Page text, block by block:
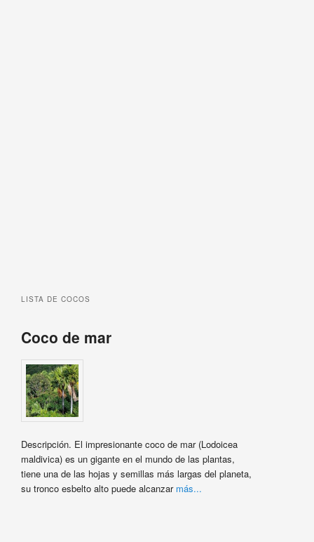
LISTA DE COCOS
Coco de mar
Descripción. El impresionante coco de mar (Lodoicea
maldivica) es un gigante en el mundo de las plantas,
tiene una de las hojas y semillas más largas del planeta,
su tronco esbelto alto puede alcanzar más...